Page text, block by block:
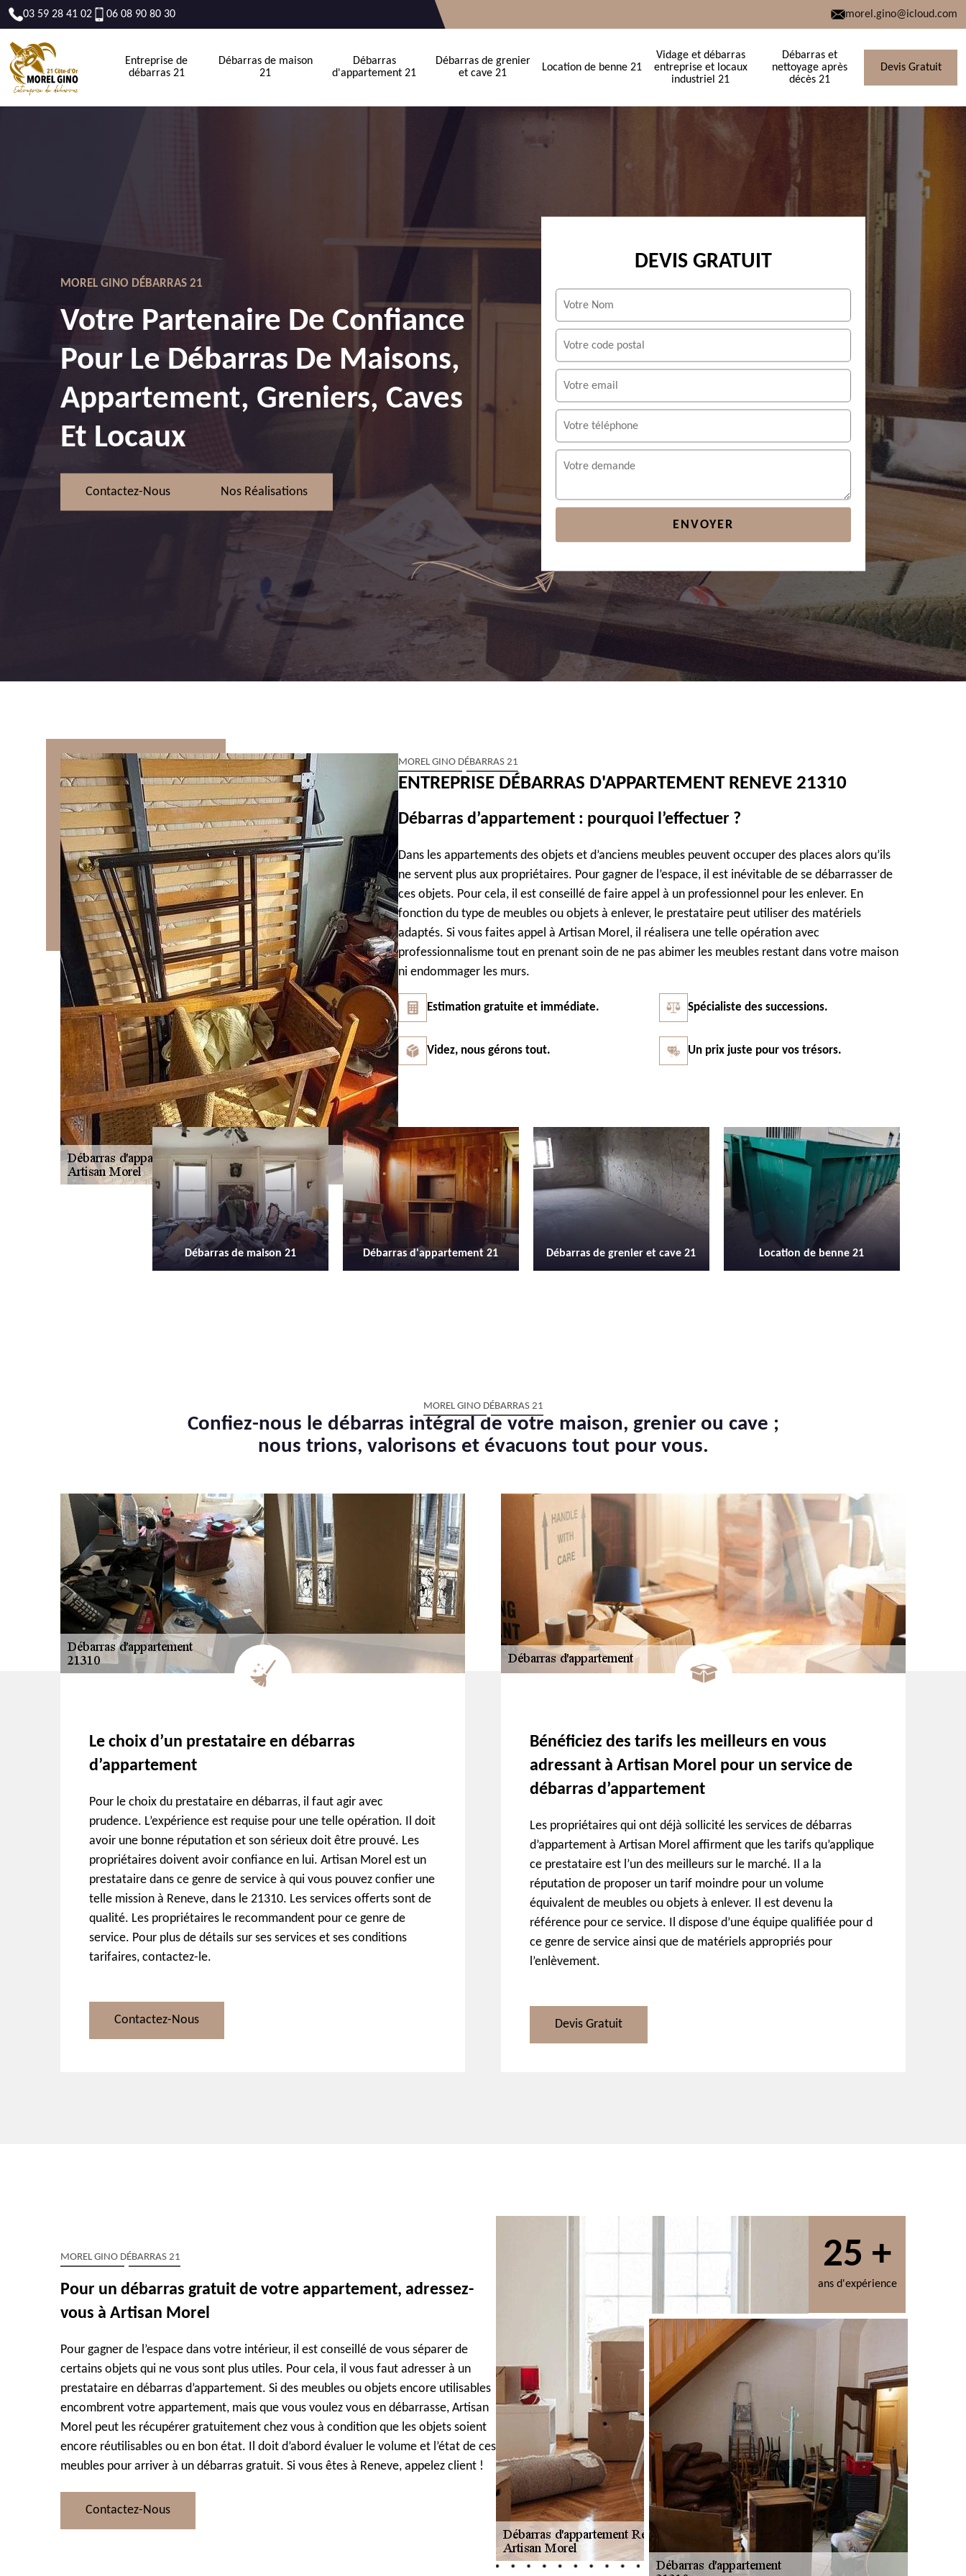
03 59 28 41 02 06 08 90 80 30 morel.gino@icloud.com
Entreprise de
débarras 21
Débarras de maison
21
Débarras
d'appartement 21
Débarras de grenier
et cave 21
Location de benne 21
Vidage et débarras
entreprise et locaux
industriel 21
Débarras et
nettoyage après
décès 21
Devis Gratuit
MOREL GINO DÉBARRAS 21
Votre Partenaire De Confiance
Pour Le Débarras De Maisons,
Appartement, Greniers, Caves
Et Locaux
Contactez-Nous Nos Réalisations
DEVIS GRATUIT
MOREL GINO DÉBARRAS 21
ENTREPRISE DÉBARRAS D'APPARTEMENT RENEVE 21310
Débarras d’appartement : pourquoi l’effectuer ?
Dans les appartements des objets et d’anciens meubles peuvent occuper des places alors qu’ils
ne servent plus aux propriétaires. Pour gagner de l’espace, il est inévitable de se débarrasser de
ces objets. Pour cela, il est conseillé de faire appel à un professionnel pour les enlever. En
fonction du type de meubles ou objets à enlever, le prestataire peut utiliser des matériels
adaptés. Si vous faites appel à Artisan Morel, il réalisera une telle opération avec
professionnalisme tout en prenant soin de ne pas abimer les meubles restant dans votre maison
ni endommager les murs.
Estimation gratuite et immédiate. Spécialiste des successions.
Videz, nous gérons tout. Un prix juste pour vos trésors.
Débarras d'appartement 21 Débarras de grenier et cave 21 Location de benne 21
Vidage et débarras entreprise et
locaux industriel 21
MOREL GINO DÉBARRAS 21
Confiez-nous le débarras intégral de votre maison, grenier ou cave ;
nous trions, valorisons et évacuons tout pour vous.
Le choix d’un prestataire en débarras
d’appartement
Pour le choix du prestataire en débarras, il faut agir avec
prudence. L’expérience est requise pour une telle opération. Il doit
avoir une bonne réputation et son sérieux doit être prouvé. Les
propriétaires doivent avoir confiance en lui. Artisan Morel est un
prestataire dans ce genre de service à qui vous pouvez confier une
telle mission à Reneve, dans le 21310. Les services offerts sont de
qualité. Les propriétaires le recommandent pour ce genre de
service. Pour plus de détails sur ses services et ses conditions
tarifaires, contactez-le.
Contactez-Nous
Bénéficiez des tarifs les meilleurs en vous
adressant à Artisan Morel pour un service de
débarras d’appartement
Les propriétaires qui ont déjà sollicité les services de débarras
d’appartement à Artisan Morel affirment que les tarifs qu’applique
ce prestataire est l’un des meilleurs sur le marché. Il a la
réputation de proposer un tarif moindre pour un volume
équivalent de meubles ou objets à enlever. Il est devenu la
référence pour ce service. Il dispose d’une équipe qualifiée pour d
ce genre de service ainsi que de matériels appropriés pour
l’enlèvement.
Devis Gratuit
MOREL GINO DÉBARRAS 21
Pour un débarras gratuit de votre appartement, adressez-
vous à Artisan Morel
Pour gagner de l’espace dans votre intérieur, il est conseillé de vous séparer de
certains objets qui ne vous sont plus utiles. Pour cela, il vous faut adresser à un
prestataire en débarras d’appartement. Si des meubles ou objets encore utilisables
encombrent votre appartement, mais que vous voulez vous en débarrasse, Artisan
Morel peut les récupérer gratuitement chez vous à condition que les objets soient
encore réutilisables ou en bon état. Il doit d’abord évaluer le volume et l’état de ces
meubles pour arriver à un débarras gratuit. Si vous êtes à Reneve, appelez client !
Contactez-Nous
25 +
ans d'expérience